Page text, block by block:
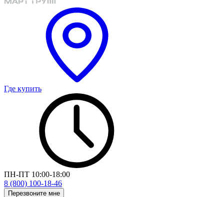
Где купить
ПН-ПТ 10:00-18:00
8 (800) 100-18-46
Перезвоните мне